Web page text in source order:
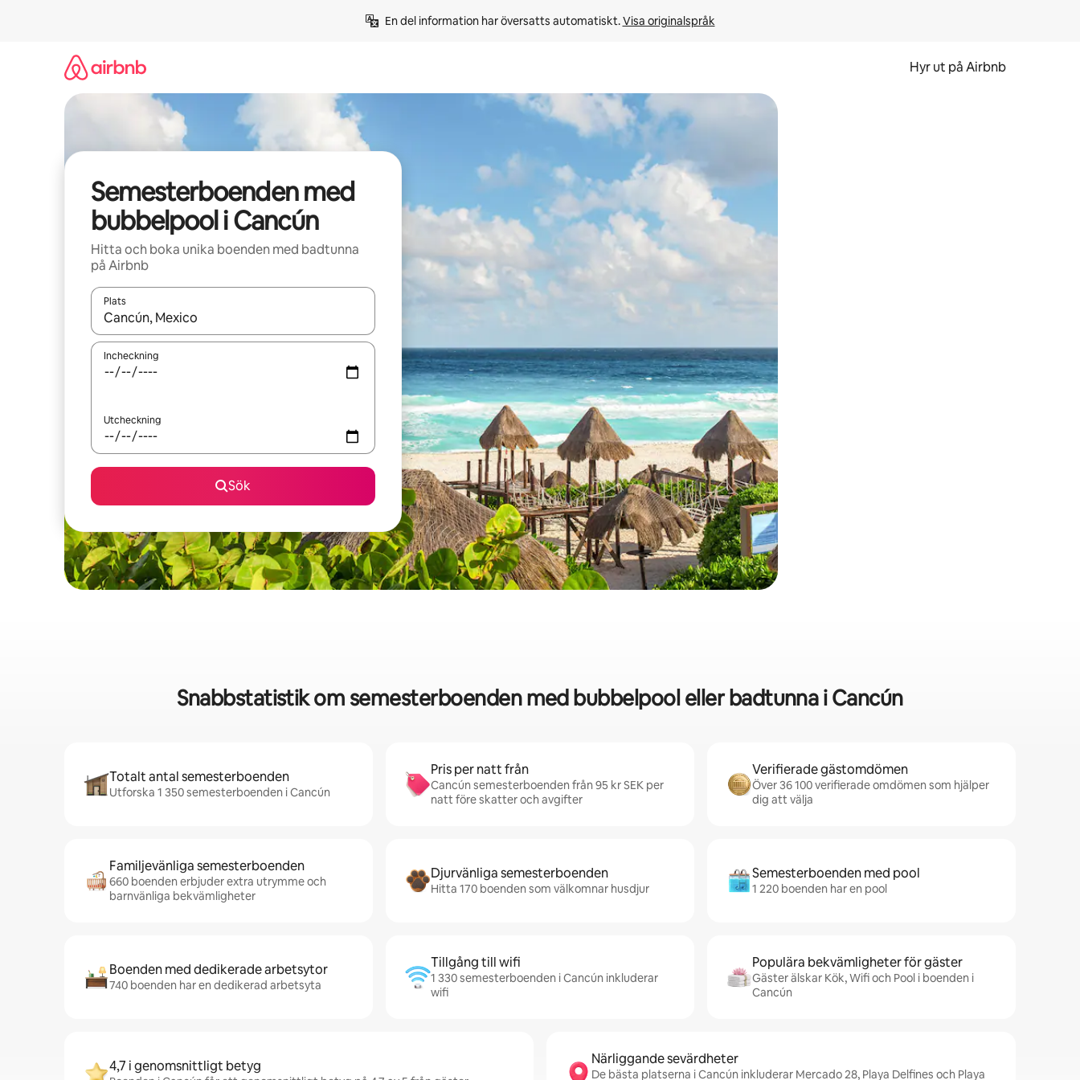
En del information har översatts automatiskt. Visa originalspråk
Hyr ut på Airbnb
Semesterboenden med
bubbelpool i Cancún
Hitta och boka unika boenden med badtunna
på Airbnb
Plats
När resultaten är tillgängliga kan du navigera med upp- och nedåtpilarna eller utforska genom att trycka eller svepa.
Incheckning
Utcheckning
Sök
Snabbstatistik om semesterboenden med bubbelpool eller badtunna i Cancún
Totalt antal semesterboenden
Utforska 1 350 semesterboenden i Cancún
Pris per natt från
Cancún semesterboenden från 95 kr SEK per
natt före skatter och avgifter
Verifierade gästomdömen
Över 36 100 verifierade omdömen som hjälper
dig att välja
Familjevänliga semesterboenden
660 boenden erbjuder extra utrymme och
barnvänliga bekvämligheter
Djurvänliga semesterboenden
Hitta 170 boenden som välkomnar husdjur
Semesterboenden med pool
1 220 boenden har en pool
Boenden med dedikerade arbetsytor
740 boenden har en dedikerad arbetsyta
Tillgång till wifi
1 330 semesterboenden i Cancún inkluderar
wifi
Populära bekvämligheter för gäster
Gäster älskar Kök, Wifi och Pool i boenden i
Cancún
4,7 i genomsnittligt betyg Närliggande sevärdheter
De bästa platserna i Cancún inkluderar Mercado 28, Playa Delfines och Playa